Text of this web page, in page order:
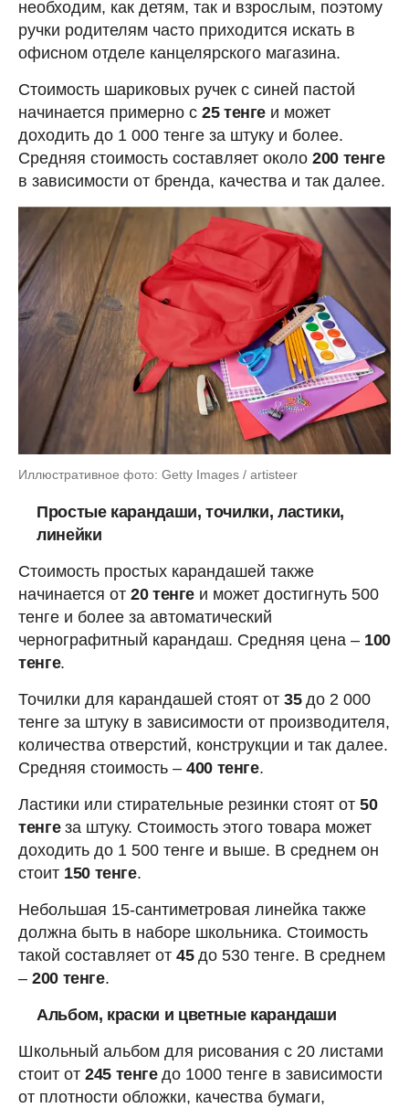
необходим, как детям, так и взрослым, поэтому
ручки родителям часто приходится искать в
офисном отделе канцелярского магазина.
Стоимость шариковых ручек с синей пастой
начинается примерно с 25 тенге и может
доходить до 1 000 тенге за штуку и более.
Средняя стоимость составляет около 200 тенге
в зависимости от бренда, качества и так далее.
Иллюстративное фото: Getty Images / artisteer
Простые карандаши, точилки, ластики,
линейки
Стоимость простых карандашей также
начинается от 20 тенге и может достигнуть 500
тенге и более за автоматический
чернографитный карандаш. Средняя цена – 100
тенге.
Точилки для карандашей стоят от 35до 2 000
тенге за штуку в зависимости от производителя,
количества отверстий, конструкции и так далее.
Средняя стоимость – 400 тенге.
Ластики или стирательные резинки стоят от 50
тенгеза штуку. Стоимость этого товара может
доходить до 1 500 тенге и выше. В среднем он
стоит 150 тенге.
Небольшая 15-сантиметровая линейка также
должна быть в наборе школьника. Стоимость
такой составляет от 45 до 530 тенге. В среднем
– 200 тенге.
Альбом, краски и цветные карандаши
Школьный альбом для рисования с 20 листами
стоит от 245 тенгедо 1000 тенге в зависимости
от плотности обложки, качества бумаги,